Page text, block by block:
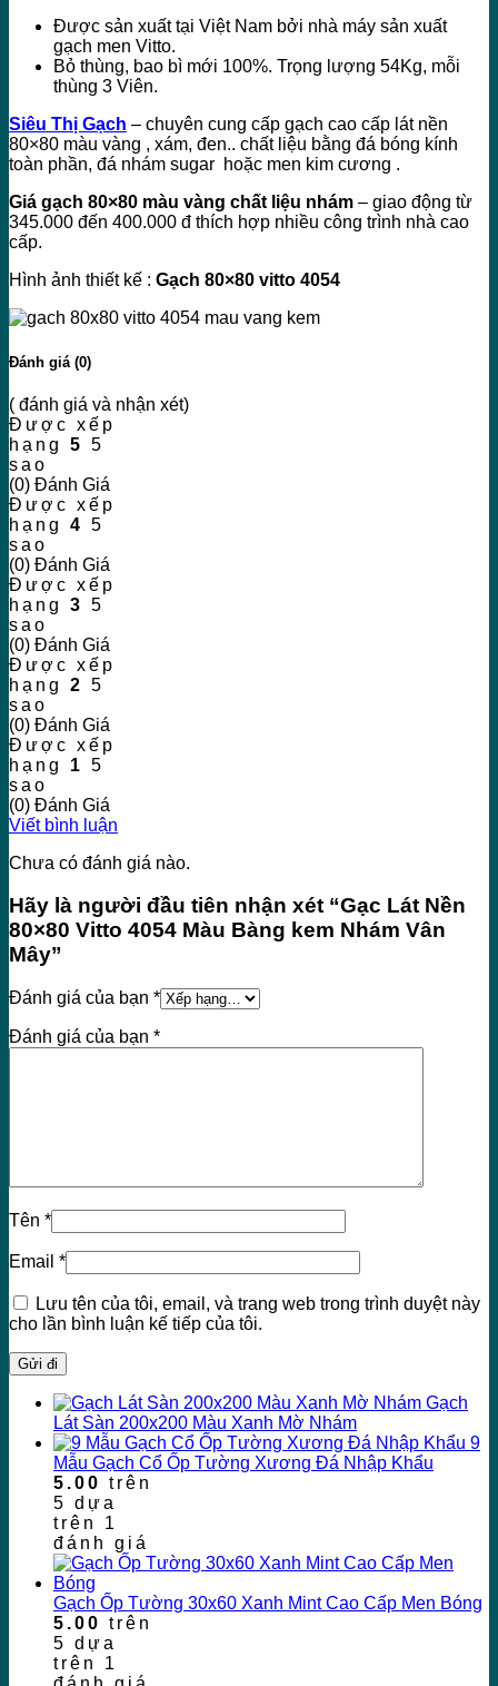
Được sản xuất tại Việt Nam bởi nhà máy sản xuất
gạch men Vitto.
Bỏ thùng, bao bì mới 100%. Trọng lượng 54Kg, mỗi
thùng 3 Viên.
Siêu Thị Gạch – chuyên cung cấp gạch cao cấp lát nền
80×80 màu vàng , xám, đen.. chất liệu bằng đá bóng kính
toàn phần, đá nhám sugar hoặc men kim cương .
Giá gạch 80×80 màu vàng chất liệu nhám – giao động từ
345.000 đến 400.000 đ thích hợp nhiều công trình nhà cao
cấp.
Hình ảnh thiết kế : Gạch 80×80 vitto 4054
Đánh giá (0)
( đánh giá và nhận xét)
Được xếp
hạng 5 5
sao
(0) Đánh Giá
Được xếp
hạng 4 5
sao
(0) Đánh Giá
Được xếp
hạng 3 5
sao
(0) Đánh Giá
Được xếp
hạng 2 5
sao
(0) Đánh Giá
Được xếp
hạng 1 5
sao
(0) Đánh Giá
Viết bình luận
Chưa có đánh giá nào.
Hãy là người đầu tiên nhận xét “Gạc Lát Nền
80×80 Vitto 4054 Màu Bàng kem Nhám Vân
Mây”
Đánh giá của bạn *
Đánh giá của bạn *
Tên *
Email *
Lưu tên của tôi, email, và trang web trong trình duyệt này
cho lần bình luận kế tiếp của tôi.
Gạch
Lát Sàn 200x200 Màu Xanh Mờ Nhám
9
Mẫu Gạch Cổ Ốp Tường Xương Đá Nhập Khẩu
5.00 trên
5 dựa
trên 1
đánh giá
Gạch Ốp Tường 30x60 Xanh Mint Cao Cấp Men Bóng
5.00 trên
5 dựa
trên 1